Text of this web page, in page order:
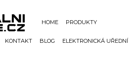
HOME PRODUKTY
KONTAKT BLOG
ELEKTRONICKÁ UŘEDNÍ